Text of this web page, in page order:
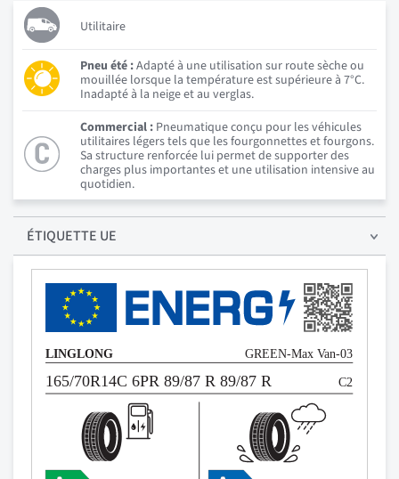
Utilitaire
Pneu été :Adapté à une utilisation sur route sèche ou
mouillée lorsque la température est supérieure à 7°C.
Inadapté à la neige et au verglas.
Commercial : Pneumatique conçu pour les véhicules
utilitaires légers tels que les fourgonnettes et fourgons.
Sa structure renforcée lui permet de supporter des
charges plus importantes et une utilisation intensive au
quotidien.
ÉTIQUETTE UE